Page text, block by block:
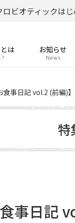
ビオティックは
は お知らせ
News
事日記 vol.2 (前編)
特
事日記